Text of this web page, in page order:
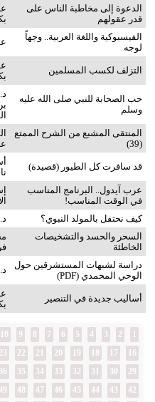
الدعوة إلى مخاطبة الناس على
قدر عقولهم
الفيسبوكية واللغة العربية.. وجهاً
لوجه
التزلف لكسب المسلمين
حب الصحابة للنبي صلى الله عليه
وسلم
المنتقى المشبع من الشرح الممتع
(39)
قد سافرت كل الطيور (قصيدة)
عرب آيدول.. البرنامج المناسب
في الوقت المناسب!
كيف نحتفل بالمولد النبوي؟
السحر والحسد والتشخيصات
الخاطئة
دراسة لشبهات المستشرقين حول
الوحي المحمدي (PDF)
أساليب جديدة في التنصير
2
3
4
5
6
7
8
9
16
17
18
19
20
21
22
23
29
30
31
32
33
34
35
36
42
43
44
45
46
47
48